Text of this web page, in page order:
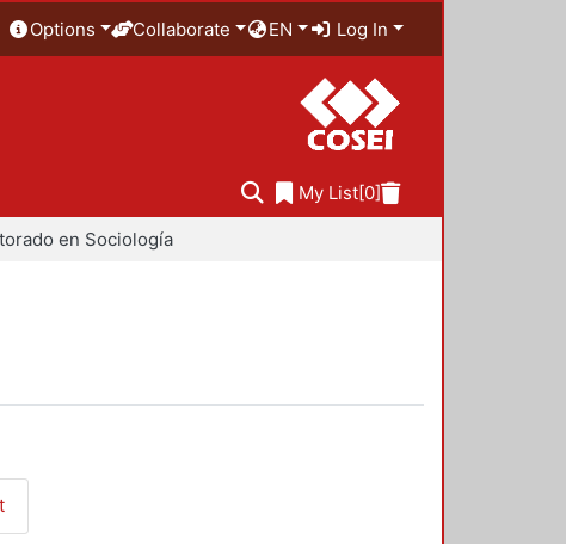
Options Collaborate EN Log In
My List[0]
en Sociología